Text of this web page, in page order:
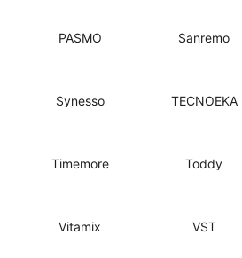
PASMO Sanremo
Synesso TECNOEKA
Timemore Toddy
Vitamix VST